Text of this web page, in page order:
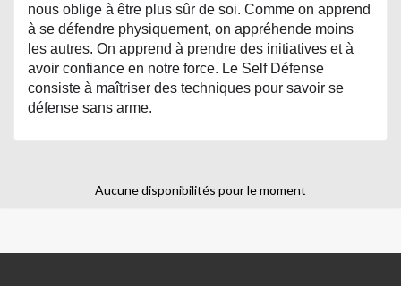
nous oblige à être plus sûr de soi. Comme on apprend
à se défendre physiquement, on appréhende moins
les autres. On apprend à prendre des initiatives et à
avoir confiance en notre force. Le Self Défense
consiste à maîtriser des techniques pour savoir se
défense sans arme.
Aucune disponibilités pour le moment